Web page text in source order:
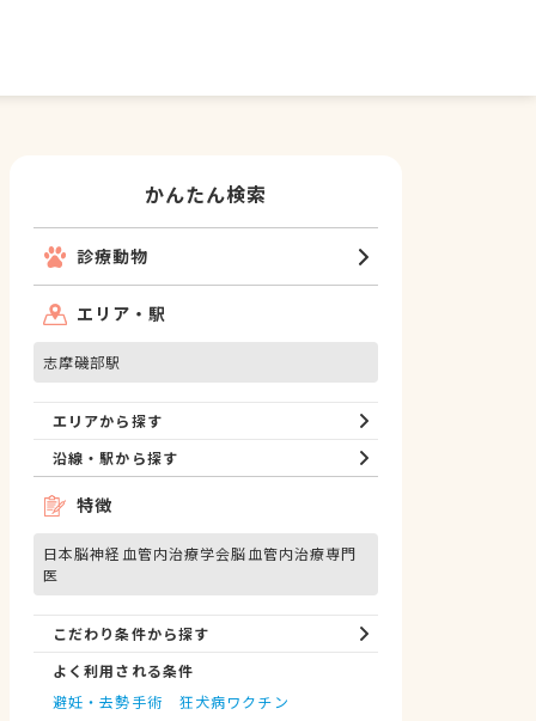
かんたん検索
診療動物
エリア・駅
志摩磯部駅
エリアから探す
沿線・駅から探す
特徴
日本脳神経血管内治療学会脳血管内治療専門
医
こだわり条件から探す
よく利用される条件
避妊・去勢手術
狂犬病ワクチン